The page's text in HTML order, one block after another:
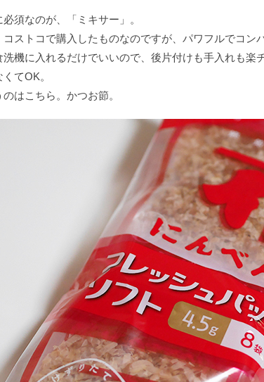
須なのが、「ミキサー」。
ストコで購入したものなのですが、パワフルでコン
機に入れるだけでいいので、後片付けも手入れも楽
てOK。
はこちら。かつお節。